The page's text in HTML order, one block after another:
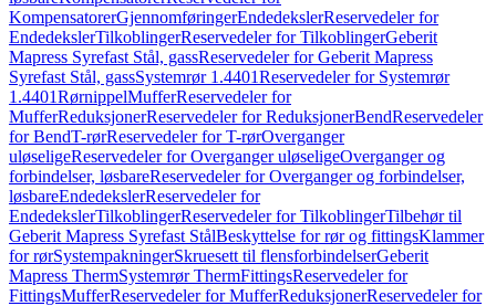
KompensatorerGjennomføringerEndedekslerReservedeler for
EndedekslerTilkoblingerReservedeler for TilkoblingerGeberit
Mapress Syrefast Stål, gassReservedeler for Geberit Mapress
Syrefast Stål, gassSystemrør 1.4401Reservedeler for Systemrør
1.4401RørnippelMufferReservedeler for
MufferReduksjonerReservedeler for ReduksjonerBendReservedeler
for BendT-rørReservedeler for T-rørOverganger
uløseligeReservedeler for Overganger uløseligeOverganger og
forbindelser, løsbareReservedeler for Overganger og forbindelser,
løsbareEndedekslerReservedeler for
EndedekslerTilkoblingerReservedeler for TilkoblingerTilbehør til
Geberit Mapress Syrefast StålBeskyttelse for rør og fittingsKlammer
for rørSystempakningerSkruesett til flensforbindelserGeberit
Mapress ThermSystemrør ThermFittingsReservedeler for
FittingsMufferReservedeler for MufferReduksjonerReservedeler for